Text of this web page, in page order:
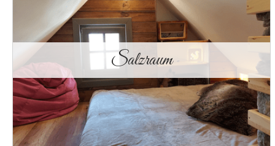
Salzraum